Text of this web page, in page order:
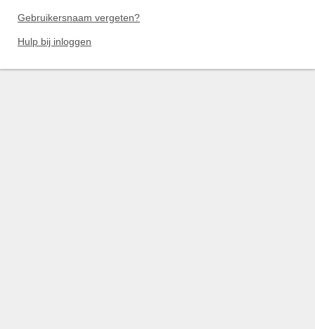
Gebruikersnaam vergeten?
Hulp bij inloggen